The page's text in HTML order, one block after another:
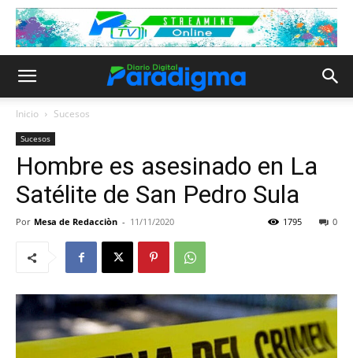
Inicio Sucesos
Sucesos
Hombre es asesinado en La
Satélite de San Pedro Sula
Por Mesa de Redacciòn - 11/11/2020 0
1795